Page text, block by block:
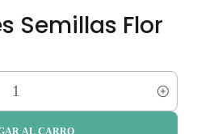
Semillas Flor
AL CARRO